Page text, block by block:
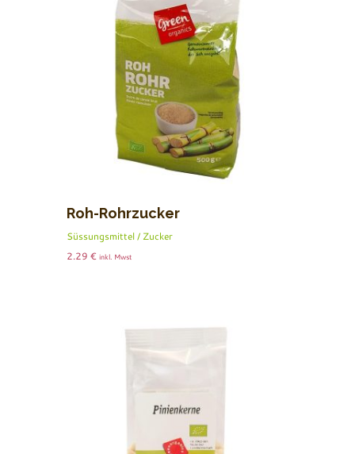
Roh-Rohrzucker
Süssungsmittel / Zucker
2.29 € inkl. Mwst